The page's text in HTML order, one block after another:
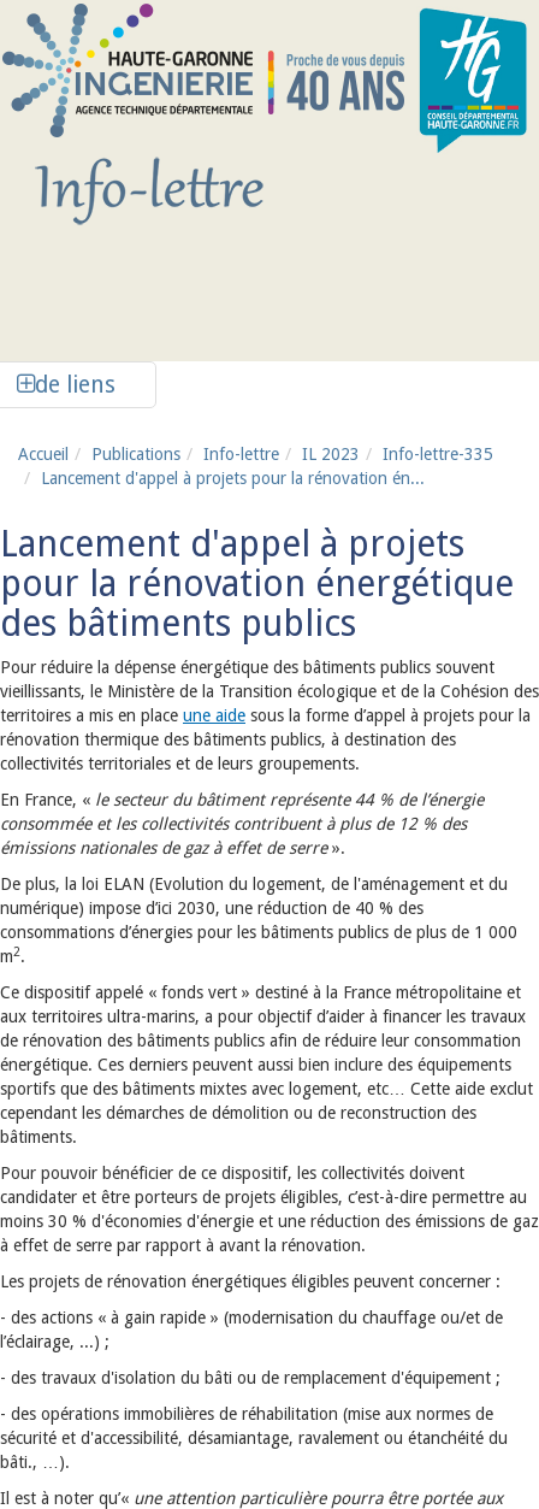
Aller au contenu principal
de liens
Accueil Publications Info-lettre IL 2023
Info-lettre-335
Lancement d'appel à projets pour la rénovation én...
Lancement d'appel à projets
pour la rénovation énergétique
des bâtiments publics
Pour réduire la dépense énergétique des bâtiments publics souvent
vieillissants, le Ministère de la Transition écologique et de la Cohésion des
territoires a mis en place une aide sous la forme d’appel à projets pour la
rénovation thermique des bâtiments publics, à destination des
collectivités territoriales et de leurs groupements.
En France, « le secteur du bâtiment représente 44 % de l’énergie
consommée et les collectivités contribuent à plus de 12 % des
émissions nationales de gaz à effet de serre».
De plus, la loi ELAN (Evolution du logement, de l'aménagement et du
numérique) impose d’ici 2030, une réduction de 40 % des
consommations d’énergies pour les bâtiments publics de plus de 1 000
m2.
Ce dispositif appelé « fonds vert » destiné à la France métropolitaine et
aux territoires ultra-marins, a pour objectif d’aider à financer les travaux
de rénovation des bâtiments publics afin de réduire leur consommation
énergétique. Ces derniers peuvent aussi bien inclure des équipements
sportifs que des bâtiments mixtes avec logement, etc… Cette aide exclut
cependant les démarches de démolition ou de reconstruction des
bâtiments.
Pour pouvoir bénéficier de ce dispositif, les collectivités doivent
candidater et être porteurs de projets éligibles, c’est-à-dire permettre au
moins 30 % d'économies d'énergie et une réduction des émissions de gaz
à effet de serre par rapport à avant la rénovation.
Les projets de rénovation énergétiques éligibles peuvent concerner :
- des actions « à gain rapide » (modernisation du chauffage ou/et de
l’éclairage, ...) ;
- des travaux d'isolation du bâti ou de remplacement d'équipement ;
- des opérations immobilières de réhabilitation (mise aux normes de
sécurité et d'accessibilité, désamiantage, ravalement ou étanchéité du
bâti., …).
Il est à noter qu’« une attention particulière pourra être portée aux